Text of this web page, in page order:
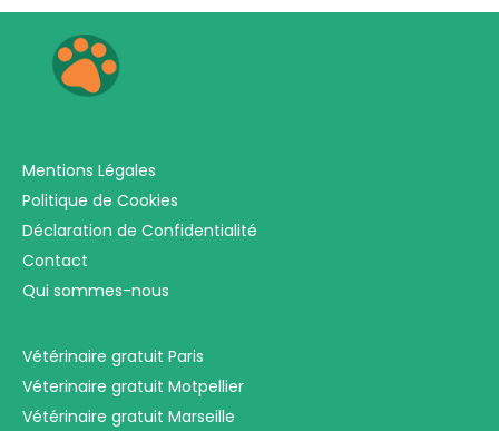
Mentions Légales
Politique de Cookies
Déclaration de Confidentialité
Contact
Qui sommes-nous
Vétérinaire gratuit Paris
Véterinaire gratuit Motpellier
Vétérinaire gratuit Marseille